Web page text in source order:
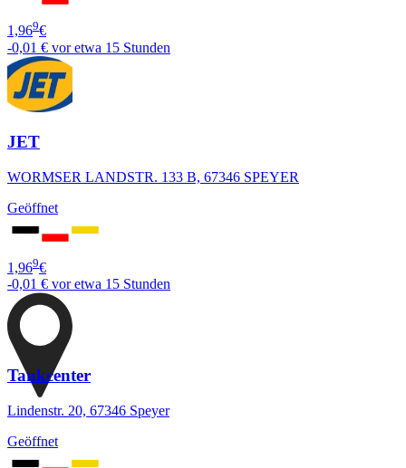
1,969€
-0,01 € vor etwa 15 Stunden
JET
WORMSER LANDSTR. 133 B, 67346 SPEYER
Geöffnet
1,969€
-0,01 € vor etwa 15 Stunden
Tankcenter
Lindenstr. 20, 67346 Speyer
Geöffnet